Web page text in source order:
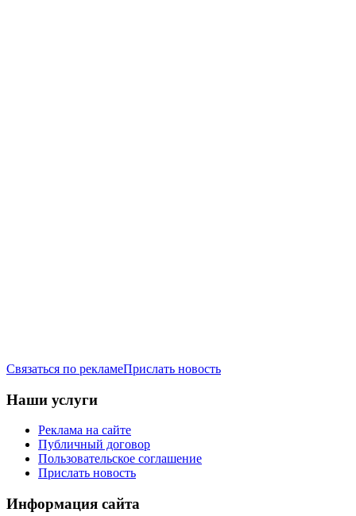
Связаться по рекламеПрислать новость
Наши услуги
Реклама на сайте
Публичный договор
Пользовательское соглашение
Прислать новость
Информация сайта